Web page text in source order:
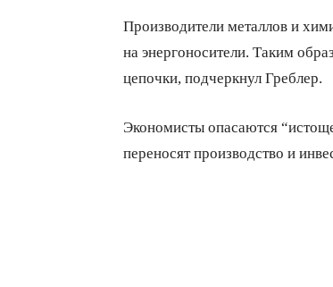
Производители металлов и
на энергоносители. Таким
цепочки, подчеркнул Греблер.
Экономисты опасаются
переносят производство и